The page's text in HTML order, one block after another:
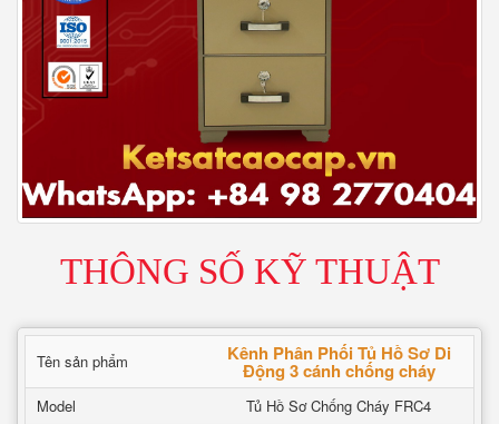
THÔNG SỐ KỸ THUẬT
Tên sản phẩm Kênh Phân Phối Tủ Hồ Sơ Di
Động 3 cánh chống cháy
Model
Tủ Hồ Sơ Chống Cháy FRC4